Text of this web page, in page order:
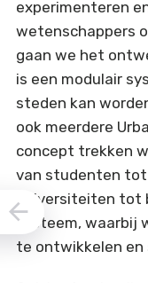
experimenteren
wetenschappers
gaan we het
is een modulair
steden kan
ook meerdere
concept trekken
van studenten tot
universiteiten tot
systeem, waarbij
te ontwikkelen en